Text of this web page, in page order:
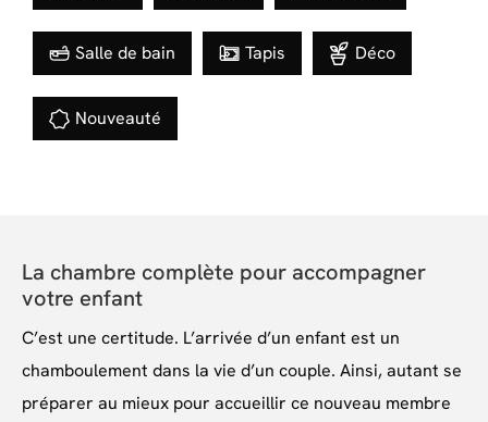
Salle de bain Tapis Déco
Nouveauté
La chambre complète pour accompagner
votre enfant
C’est une certitude. L’arrivée d’un enfant est un
chamboulement dans la vie d’un couple. Ainsi, autant se
préparer au mieux pour accueillir ce nouveau membre